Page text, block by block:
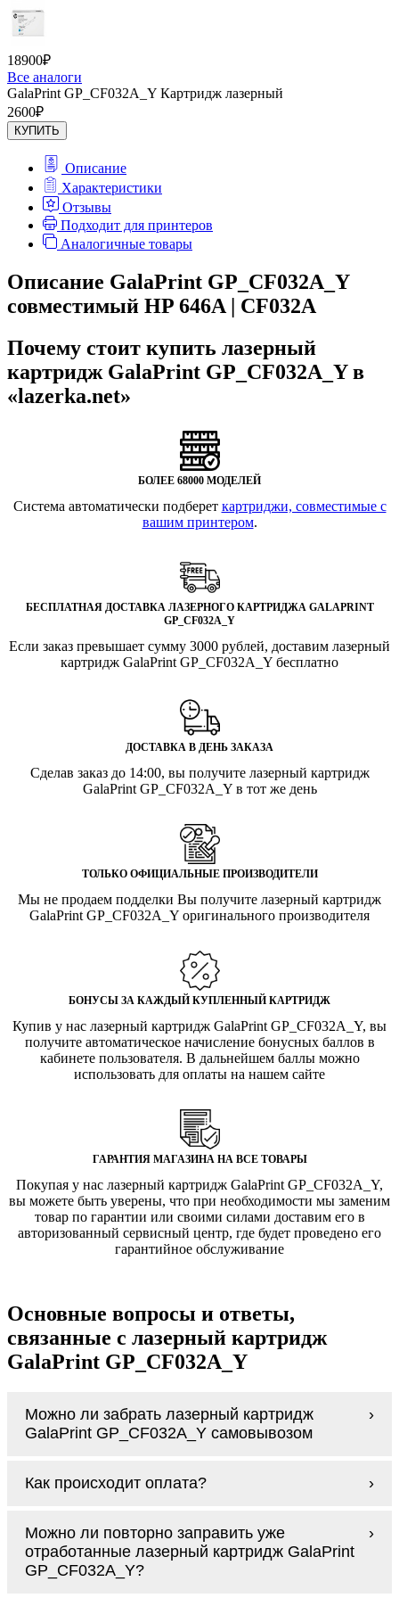
18900₽
Все аналоги
GalaPrint GP_CF032A_Y Картридж лазерный
2600₽
КУПИТЬ
Описание
Характеристики
Отзывы
Подходит для принтеров
Аналогичные товары
Описание GalaPrint GP_CF032A_Y
совместимый HP 646A | CF032A
Почему стоит купить лазерный
картридж GalaPrint GP_CF032A_Y в
«lazerka.net»
БОЛЕЕ 68000 МОДЕЛЕЙ
Система автоматически подберет картриджи, совместимые с
вашим принтером.
БЕСПЛАТНАЯ ДОСТАВКА ЛАЗЕРНОГО КАРТРИДЖА GALAPRINT
GP_CF032A_Y
Если заказ превышает сумму 3000 рублей, доставим лазерный
картридж GalaPrint GP_CF032A_Y бесплатно
ДОСТАВКА В ДЕНЬ ЗАКАЗА
Сделав заказ до 14:00, вы получите лазерный картридж
GalaPrint GP_CF032A_Y в тот же день
ТОЛЬКО ОФИЦИАЛЬНЫЕ ПРОИЗВОДИТЕЛИ
Мы не продаем подделки Вы получите лазерный картридж
GalaPrint GP_CF032A_Y оригинального производителя
БОНУСЫ ЗА КАЖДЫЙ КУПЛЕННЫЙ КАРТРИДЖ
Купив у нас лазерный картридж GalaPrint GP_CF032A_Y, вы
получите автоматическое начисление бонусных баллов в
кабинете пользователя. В дальнейшем баллы можно
использовать для оплаты на нашем сайте
ГАРАНТИЯ МАГАЗИНА НА ВСЕ ТОВАРЫ
Покупая у нас лазерный картридж GalaPrint GP_CF032A_Y,
вы можете быть уверены, что при необходимости мы заменим
товар по гарантии или своими силами доставим его в
авторизованный сервисный центр, где будет проведено его
гарантийное обслуживание
Основные вопросы и ответы,
связанные с лазерный картридж
GalaPrint GP_CF032A_Y
Можно ли забрать лазерный картридж
GalaPrint GP_CF032A_Y самовывозом
доставим заказ и сделаем это бесплатно
доставляем Вам лазерный картридж
GalaPrint GP_CF032A_Y
Как происходит оплата?
GP_CF032A_Y наличными курьеру при
получении заказа.
Можно ли повторно заправить уже
отработанные лазерный картридж GalaPrint
GP_CF032A_Y?